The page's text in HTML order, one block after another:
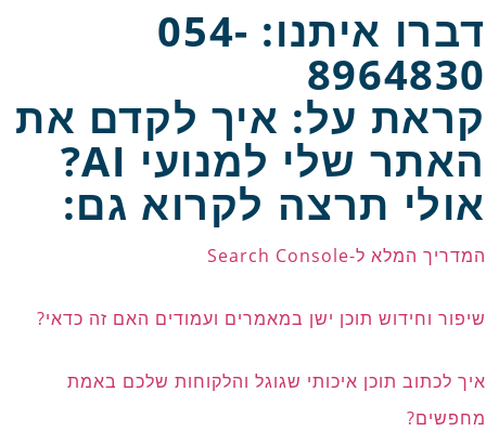
דברו איתנו: 054-
8964830
קראת על: איך לקדם את
האתר שלי למנועי AI?
אולי תרצה לקרוא גם:
המדריך המלא ל-Search Console
שיפור וחידוש תוכן ישן במאמרים ועמודים האם זה כדאי?
איך לכתוב תוכן איכותי שגוגל והלקוחות שלכם באמת
מחפשים?